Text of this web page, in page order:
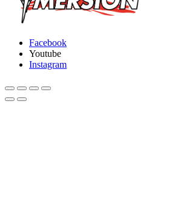
Facebook
Youtube
Instagram